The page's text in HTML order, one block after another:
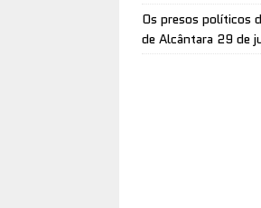
Os presos políticos
de Alcântara 29 de